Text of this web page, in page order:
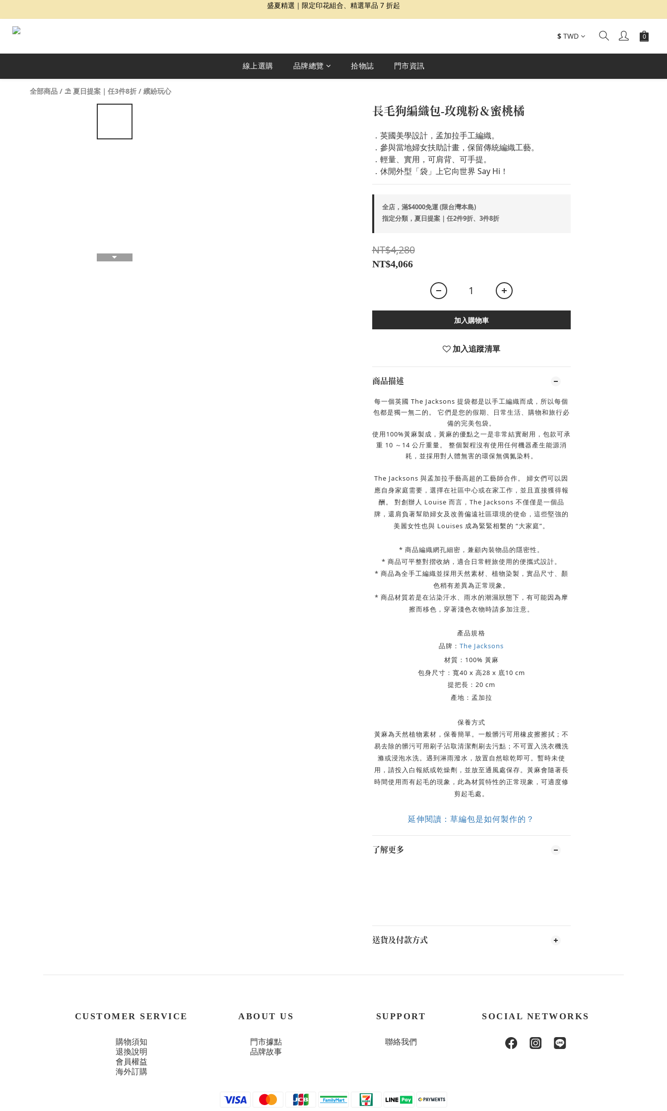
夏日提案 3 件再 8 折｜三種夏日風格一次收藏
$ TWD
線上選購 品牌總覽 拾物誌 門市資訊
全部商品 / ⛱️ 夏日提案｜任3件8折 / 繽紛玩心
長毛狗編織包-玫瑰粉＆蜜桃橘
．英國美學設計，孟加拉手工編織。
．參與當地婦女扶助計畫，保留傳統編織工藝。
．輕量、實用，可肩背、可手提。
．休閒外型「袋」上它向世界 Say Hi！
全店，滿$4000免運 (限台灣本島)
指定分類，夏日提案｜任2件9折、3件8折
NT$4,280
NT$4,066
加入購物車
加入追蹤清單
商品描述
每一個英國 The Jacksons 提袋都是以手工編織而成，所以每個
包都是獨一無二的。
它們是您的假期、日常生活、購物和旅行必
備的完美包袋。
使用100%黃麻製成，黃麻的優點之一是非常結實耐用，包款可承
重 10 ～ 14 公斤重量。 整個製程沒有使用任何機器產生能源消
耗，並採用對人體無害的環保無偶氮染料。
The Jacksons 與孟加拉手藝高超的工藝師合作。
婦女們可以因
應自身家庭需要，選擇在社區中心或在家工作，並且直接獲得報
酬。
對創辦人 Louise 而言， The Jacksons 不僅僅是一個品
牌，還肩負著幫助婦女及改善偏遠社區環境的使命， 這些堅強的
美麗女性也與 Louises 成為緊緊相繫的 “大家庭”。
* 商品編織網孔細密，兼顧內裝物品的隱密性。
* 商品可平整對摺收納，適合日常輕旅使用的便攜式設計。
* 商品為全手工編織並採用天然素材、植物染製，實品尺寸、顏
色稍有差異為正常現象。
* 商品材質若是在沾染汗水、雨水的潮濕狀態下，有可能因為摩
擦而移色，穿著淺色衣物時請多加注意。
產品規格
品牌： The Jacksons
材質： 100% 黃麻
包身尺寸：寬40 x 高28 x 底10 cm
提把長：20 cm
產地：孟加拉
保養方式
黃麻為天然植物素材，保養簡單。一般髒污可用橡皮擦擦拭；不
易去除的髒污可用刷子沾取清潔劑刷去污點；不可置入洗衣機洗
滌或浸泡水洗。遇到淋雨潑水，放置自然晾乾即可。暫時未使
用，請投入白報紙或乾燥劑，並放至通風處保存。黃麻會隨著長
時間使用而有起毛的現象，此為材質特性的正常現象，可適度修
剪起毛處。
延伸閱讀：草編包是如何製作的？
了解更多
送貨及付款方式
CUSTOMER SERVICE
購物須知
退換說明
會員權益
海外訂購
ABOUT US
門市據點
品牌故事
SUPPORT
聯絡我們
SOCIAL NETWORKS